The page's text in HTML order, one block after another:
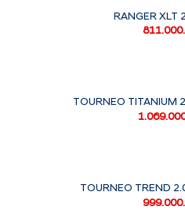
RANGER XLT
TOURNEO TITANIUM
TOURNEO TREND